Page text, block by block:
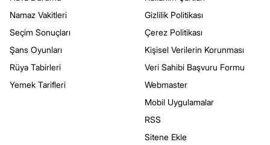
Namaz Vakitleri
Seçim Sonuçları
Şans Oyunları
Rüya Tabirleri
Yemek Tarifleri
Gizlilik Politikası
Çerez Politikası
Kişisel Verilerin Korunması
Veri Sahibi Başvuru Formu
Webmaster
Mobil Uygulamalar
RSS
Sitene Ekle